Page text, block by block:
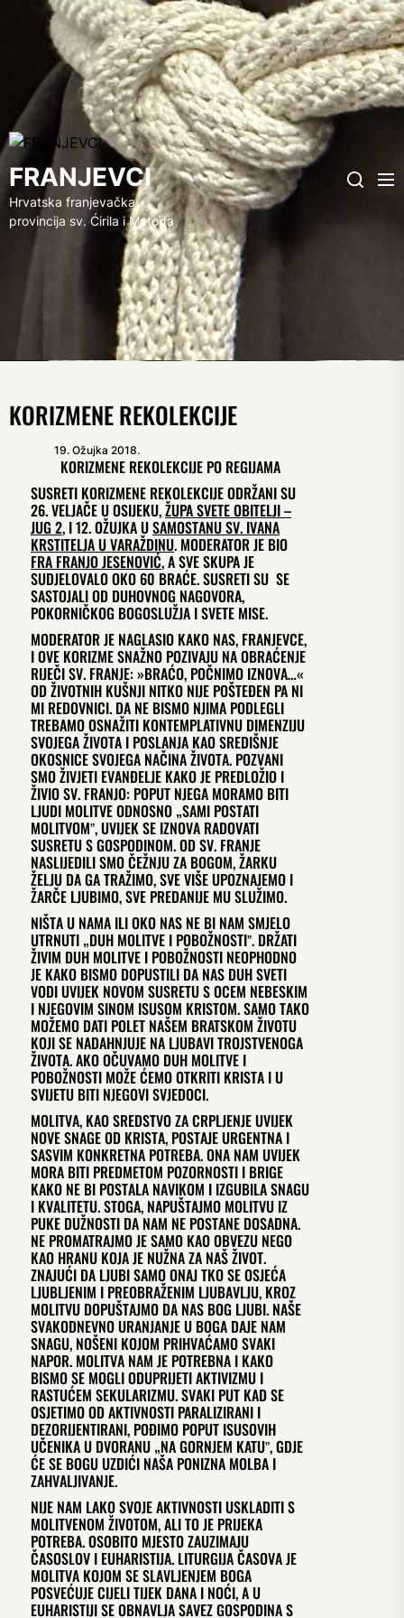
FRANJEVCI
FRANJEVCI
Hrvatska franjevačka
provincija sv. Ćirila i Metoda
Search
KORIZMENE REKOLEKCIJE
19. Ožujka 2018.
KORIZMENE REKOLEKCIJE PO REGIJAMA
SUSRETI KORIZMENE REKOLEKCIJE ODRŽANI SU
26. VELJAČE U OSIJEKU,ŽUPA SVETE OBITELJI –
JUG 2, I 12. OŽUJKA USAMOSTANU SV. IVANA
KRSTITELJA U VARAŽDINU. MODERATOR JE BIO
FRA FRANJO JESENOVIĆ, A SVE SKUPA JE
SUDJELOVALO OKO 60 BRAĆE. SUSRETI SU SE
SASTOJALI OD DUHOVNOG NAGOVORA,
POKORNIČKOG BOGOSLUŽJA I SVETE MISE.
MODERATOR JE NAGLASIO KAKO NAS, FRANJEVCE,
I OVE KORIZME SNAŽNO POZIVAJU NA OBRAĆENJE
RIJEČI SV. FRANJE: »BRAĆO, POČNIMO IZNOVA…«
OD ŽIVOTNIH KUŠNJI NITKO NIJE POŠTEĐEN PA NI
MI REDOVNICI. DA NE BISMO NJIMA PODLEGLI
TREBAMO OSNAŽITI KONTEMPLATIVNU DIMENZIJU
SVOJEGA ŽIVOTA I POSLANJA KAO SREDIŠNJE
OKOSNICE SVOJEGA NAČINA ŽIVOTA. POZVANI
SMO ŽIVJETI EVANĐELJE KAKO JE PREDLOŽIO I
ŽIVIO SV. FRANJO: POPUT NJEGA MORAMO BITI
LJUDI MOLITVE ODNOSNO „SAMI POSTATI
MOLITVOMˮ, UVIJEK SE IZNOVA RADOVATI
SUSRETU S GOSPODINOM. OD SV. FRANJE
NASLIJEDILI SMO ČEŽNJU ZA BOGOM, ŽARKU
ŽELJU DA GA TRAŽIMO, SVE VIŠE UPOZNAJEMO I
ŽARČE LJUBIMO, SVE PREDANIJE MU SLUŽIMO.
NIŠTA U NAMA ILI OKO NAS NE BI NAM SMJELO
UTRNUTI „DUH MOLITVE I POBOŽNOSTIˮ. DRŽATI
ŽIVIM DUH MOLITVE I POBOŽNOSTI NEOPHODNO
JE KAKO BISMO DOPUSTILI DA NAS DUH SVETI
VODI UVIJEK NOVOM SUSRETU S OCEM NEBESKIM
I NJEGOVIM SINOM ISUSOM KRISTOM. SAMO TAKO
MOŽEMO DATI POLET NAŠEM BRATSKOM ŽIVOTU
KOJI SE NADAHNJUJE NA LJUBAVI TROJSTVENOGA
ŽIVOTA. AKO OČUVAMO DUH MOLITVE I
POBOŽNOSTI MOŽE ĆEMO OTKRITI KRISTA I U
SVIJETU BITI NJEGOVI SVJEDOCI.
MOLITVA, KAO SREDSTVO ZA CRPLJENJE UVIJEK
NOVE SNAGE OD KRISTA, POSTAJE URGENTNA I
SASVIM KONKRETNA POTREBA. ONA NAM UVIJEK
MORA BITI PREDMETOM POZORNOSTI I BRIGE
KAKO NE BI POSTALA NAVIKOM I IZGUBILA SNAGU
I KVALITETU. STOGA, NAPUŠTAJMO MOLITVU IZ
PUKE DUŽNOSTI DA NAM NE POSTANE DOSADNA.
NE PROMATRAJMO JE SAMO KAO OBVEZU NEGO
KAO HRANU KOJA JE NUŽNA ZA NAŠ ŽIVOT.
ZNAJUĆI DA LJUBI SAMO ONAJ TKO SE OSJEĆA
LJUBLJENIM I PREOBRAŽENIM LJUBAVLJU, KROZ
MOLITVU DOPUŠTAJMO DA NAS BOG LJUBI. NAŠE
SVAKODNEVNO URANJANJE U BOGA DAJE NAM
SNAGU, NOŠENI KOJOM PRIHVAĆAMO SVAKI
NAPOR. MOLITVA NAM JE POTREBNA I KAKO
BISMO SE MOGLI ODUPRIJETI AKTIVIZMU I
RASTUĆEM SEKULARIZMU. SVAKI PUT KAD SE
OSJETIMO OD AKTIVNOSTI PARALIZIRANI I
DEZORIJENTIRANI, POĐIMO POPUT ISUSOVIH
UČENIKA U DVORANU „NA GORNJEM KATUˮ, GDJE
ĆE SE BOGU UZDIĆI NAŠA PONIZNA MOLBA I
ZAHVALJIVANJE.
NIJE NAM LAKO SVOJE AKTIVNOSTI USKLADITI S
MOLITVENOM ŽIVOTOM, ALI TO JE PRIJEKA
POTREBA. OSOBITO MJESTO ZAUZIMAJU
ČASOSLOV I EUHARISTIJA. LITURGIJA ČASOVA JE
MOLITVA KOJOM SE SLAVLJENJEM BOGA
POSVEĆUJE CIJELI TIJEK DANA I NOĆI, A U
EUHARISTIJI SE OBNAVLJA SAVEZ GOSPODINA S